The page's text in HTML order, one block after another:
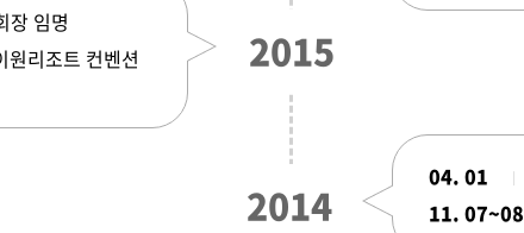
2015
장 임명
원리조트 컨벤션
2014
04. 01
11. 07~08